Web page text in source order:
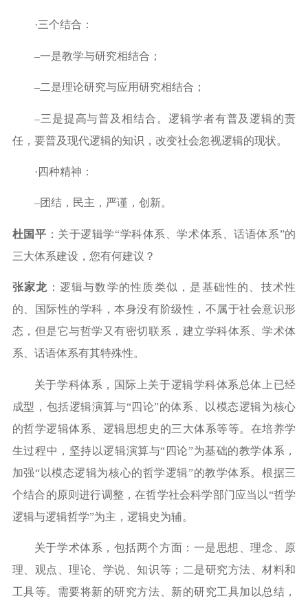
·三个结合：
–一是教学与研究相结合；
–二是理论研究与应用研究相结合；
–三是提高与普及相结合。逻辑学者有普及逻辑的责
任，要普及现代逻辑的知识，改变社会忽视逻辑的现状。
· 四种精神：
–团结，民主，严谨，创新。
杜国平 ：关于逻辑学“学科体系、学术体系、话语体系”的
三大体系建设，您有何建议？
张家龙 ：逻辑与数学的性质类似，是基础性的、技术性
的、国际性的学科，本身没有阶级性，不属于社会意识形
态，但是它与哲学又有密切联系，建立学科体系、学术体
系、话语体系有其特殊性。
关于学科体系，国际上关于逻辑学科体系总体上已经
成型，包括逻辑演算与“四论”的体系、以模态逻辑为核心
的哲学逻辑体系、逻辑思想史的三大体系等等。在培养学
生过程中，坚持以逻辑演算与“ 四论”为基础的教学体系，
加强“ 以模态逻辑为核心的哲学逻辑”的教学体系。根据三
个结合的原则进行调整，在哲学社会科学部门应当以“哲学
逻辑与逻辑哲学”为主，逻辑史为辅。
关于学术体系，包括两个方面：一是思想、理念、原
理、观点、理论、学说、知识等；二是研究方法、材料和
工具等。需要将新的研究方法、新的研究工具加以总结，